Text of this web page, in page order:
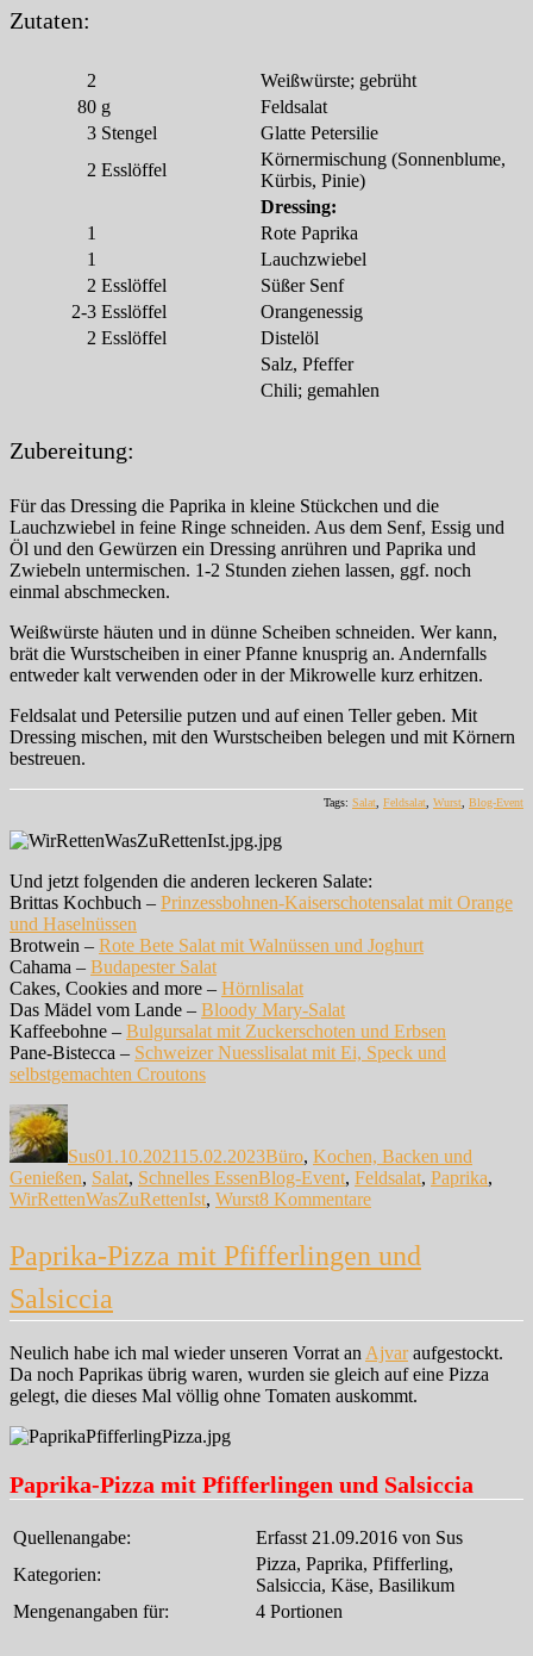
Zutaten:
2
Weißwürste; gebrüht
80 g
Feldsalat
3 Stengel
Glatte Petersilie
2 Esslöffel
Körnermischung (Sonnenblume,
Kürbis, Pinie)
Dressing:
1
Rote Paprika
1
Lauchzwiebel
2 Esslöffel
Süßer Senf
2-3 Esslöffel
Orangenessig
2 Esslöffel
Distelöl
Salz, Pfeffer
Chili; gemahlen
Zubereitung:
Für das Dressing die Paprika in kleine Stückchen und die
Lauchzwiebel in feine Ringe schneiden. Aus dem Senf, Essig und
Öl und den Gewürzen ein Dressing anrühren und Paprika und
Zwiebeln untermischen. 1-2 Stunden ziehen lassen, ggf. noch
einmal abschmecken.
Weißwürste häuten und in dünne Scheiben schneiden. Wer kann,
brät die Wurstscheiben in einer Pfanne knusprig an. Andernfalls
entweder kalt verwenden oder in der Mikrowelle kurz erhitzen.
Feldsalat und Petersilie putzen und auf einen Teller geben. Mit
Dressing mischen, mit den Wurstscheiben belegen und mit Körnern
bestreuen.
Tags: Salat, Feldsalat, Wurst, Blog-Event
Und jetzt folgenden die anderen leckeren Salate:
Brittas Kochbuch – Prinzessbohnen-Kaiserschotensalat mit Orange
und Haselnüssen
Brotwein – Rote Bete Salat mit Walnüssen und Joghurt
Cahama – Budapester Salat
Cakes, Cookies and more – Hörnlisalat
Das Mädel vom Lande – Bloody Mary-Salat
Kaffeebohne – Bulgursalat mit Zuckerschoten und Erbsen
Pane-Bistecca – Schweizer Nuesslisalat mit Ei, Speck und
selbstgemachten Croutons
Autor
Sus01.10.202115.02.2023Büro, Kochen, Backen und
Genießen, Salat, Schnelles EssenSchlagwörter
Blog-Event, Feldsalat, Paprika,
WirRettenWasZuRettenIst, Wurst8 Kommentarezu
Weißwurst
Paprika-Pizza mit Pfifferlingen und
Salsiccia
Neulich habe ich mal wieder unseren Vorrat an Ajvaraufgestockt.
Da noch Paprikas übrig waren, wurden sie gleich auf eine Pizza
gelegt, die dieses Mal völlig ohne Tomaten auskommt.
Paprika-Pizza mit Pfifferlingen und Salsiccia
Quellenangabe:
Erfasst 21.09.2016 von Sus
Kategorien:
Pizza, Paprika, Pfifferling,
Salsiccia, Käse, Basilikum
Mengenangaben für:
4 Portionen